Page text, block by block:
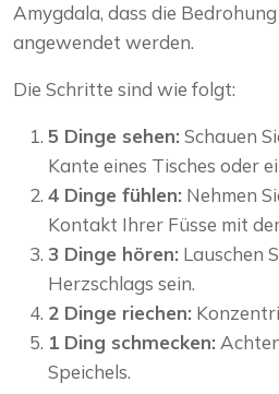
Amygdala, dass die
angewendet werden.
Die Schritte sind wie folgt:
5 Dinge sehen: Schauen
Kante eines Tisches oder
4 Dinge fühlen: Nehmen
Kontakt Ihrer Füsse mit
3 Dinge hören: Lauschen
Herzschlags sein.
2 Dinge riechen:
1 Ding schmecken:
Speichels.